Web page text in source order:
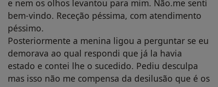
e nem os olhos levantou para mim. Não.me senti
bem-vindo. Receção péssima, com atendimento
péssimo.
Posteriormente a menina ligou a perguntar se eu
demorava ao qual respondi que já la havia
estado e contei lhe o sucedido. Pediu desculpa
mas isso não me compensa da desilusão que é os